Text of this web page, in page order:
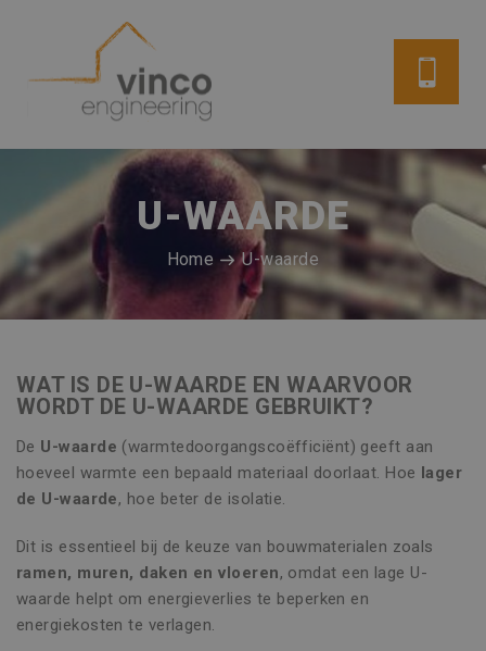
U-WAARDE
Home U-waarde
WAT IS DE U-WAARDE EN WAARVOOR
WORDT DE U-WAARDE GEBRUIKT?
De U-waarde (warmtedoorgangscoëfficiënt) geeft aan
hoeveel warmte een bepaald materiaal doorlaat. Hoe lager
de U-waarde, hoe beter de isolatie.
Dit is essentieel bij de keuze van bouwmaterialen zoals
ramen, muren, daken en vloeren, omdat een lage U-
waarde helpt om energieverlies te beperken en
energiekosten te verlagen.